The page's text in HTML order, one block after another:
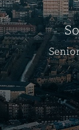
源、海洋与贸易
险和再保险
目和建筑工程
议融资
Eco Audit
翰内斯堡
罗比 – 联营办公室
庆
港
隆坡 – 联营办公室
地亚哥 – 联营办公
保罗
拜
达
雅得
加哥
拉斯
佛
里斯托尔
里
柏林（圣史蒂芬绿
选择所需部分